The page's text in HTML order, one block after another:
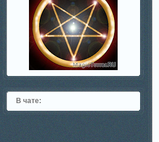
В чате: